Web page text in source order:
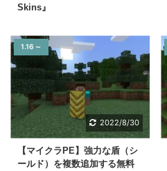
Skins』
1.16 ～
2022/8/30
【マイクラPE】強力な盾（シ
ールド）を複数追加する無料